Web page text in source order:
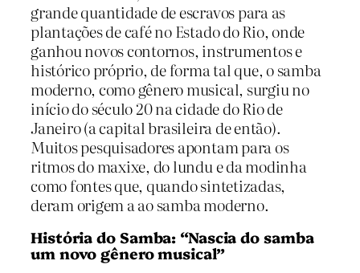
grande quantidade de escravos para as
plantações de café no Estado do Rio, onde
ganhou novos contornos, instrumentos e
histórico próprio, de forma tal que, o samba
moderno, como gênero musical, surgiu no
início do século 20 na cidade do Rio de
Janeiro (a capital brasileira de então).
Muitos pesquisadores apontam para os
ritmos do maxixe, do lundu e da modinha
como fontes que, quando sintetizadas,
deram origem a ao samba moderno.
História do Samba: “Nascia do samba
um novo gênero musical”